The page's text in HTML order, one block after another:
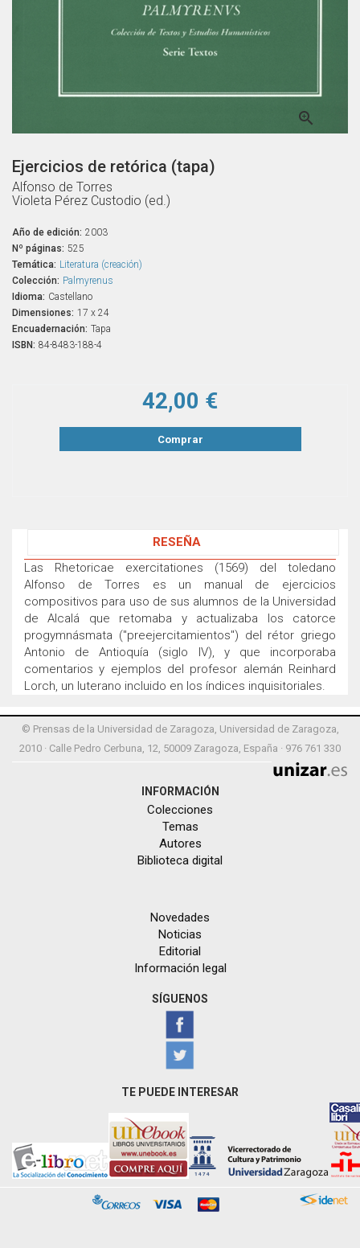

Ejercicios de retórica (tapa)
Alfonso de Torres
Violeta Pérez Custodio (ed.)
Año de edición: 2003
Nº páginas: 525
Temática: Literatura (creación)
Colección: Palmyrenus
Idioma: Castellano
Dimensiones: 17 x 24
Encuadernación: Tapa
ISBN: 84-8483-188-4
42,00 €
Comprar
RESEÑA
Las Rhetoricae exercitationes (1569) del toledano
Alfonso de Torres es un manual de ejercicios
compositivos para uso de sus alumnos de la Universidad
de Alcalá que retomaba y actualizaba los catorce
progymnásmata ("preejercitamientos") del rétor griego
Antonio de Antioquía (siglo IV), y que incorporaba
comentarios y ejemplos del profesor alemán Reinhard
Lorch, un luterano incluido en los índices inquisitoriales.
© Prensas de la Universidad de Zaragoza, Universidad de Zaragoza,
2010 · Calle Pedro Cerbuna, 12, 50009 Zaragoza, España · 976 761 330
INFORMACIÓN
Colecciones
Temas
Autores
Biblioteca digital
Novedades
Noticias
Editorial
Información legal
SÍGUENOS
TE PUEDE INTERESAR